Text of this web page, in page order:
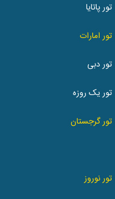
تور پاتایا
تور امارات
تور دبی
تور یک روزه
تور گرجستان
تور نوروز